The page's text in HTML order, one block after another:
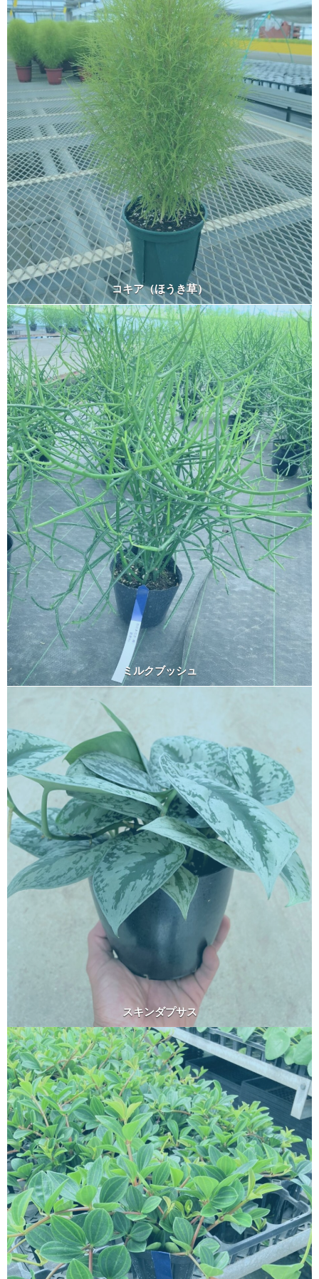
コキア（ほうき草）
ミルクブッシュ
スキンダプサス